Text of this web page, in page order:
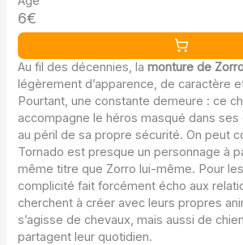
6€
Au fil des décennies, lamonture de
légèrement d’apparence, de caractère
Pourtant, une constante demeure : ce
accompagne le héros masqué dans
au péril de sa propre sécurité. On peut
Tornado est presque un personnage à
même titre que Zorro lui-même. Pour
complicité fait forcément écho aux
cherchent à créer avec leurs propres
s’agisse de chevaux, mais aussi de
partagent leur quotidien.